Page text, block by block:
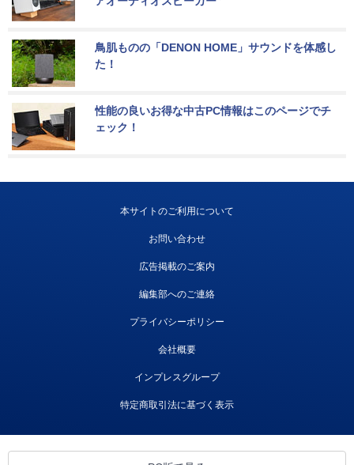
鳥肌ものの「DENON HOME」サウンドを体感し
た！
性能の良いお得な中古PC情報はこのページでチ
ェック！
本サイトのご利用について
お問い合わせ
広告掲載のご案内
編集部へのご連絡
プライバシーポリシー
会社概要
インプレスグループ
特定商取引法に基づく表示